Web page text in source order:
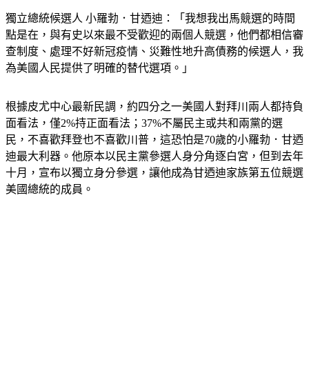
獨立總統候選人 小羅勃．甘迺迪：「我想我出馬競選的時間
點是在，與有史以來最不受歡迎的兩個人競選，他們都相信審
查制度、處理不好新冠疫情、災難性地升高債務的候選人，我
為美國人民提供了明確的替代選項。」
根據皮尤中心最新民調，約四分之一美國人對拜川兩人都持負
面看法，僅2%持正面看法；37%不屬民主或共和兩黨的選
民，不喜歡拜登也不喜歡川普，這恐怕是70歲的小羅勃．甘迺
迪最大利器。他原本以民主黨參選人身分角逐白宮，但到去年
十月，宣布以獨立身分參選，讓他成為甘迺迪家族第五位競選
美國總統的成員。